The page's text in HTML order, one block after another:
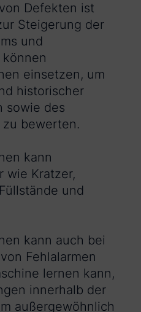
Defekten ist
Steigerung der
und
einsetzen, um
historischer
sowie des
bewerten.
kann
wie Kratzer,
und
kann auch bei
Fehlalarmen
lernen kann,
innerhalb der
außergewöhnlich